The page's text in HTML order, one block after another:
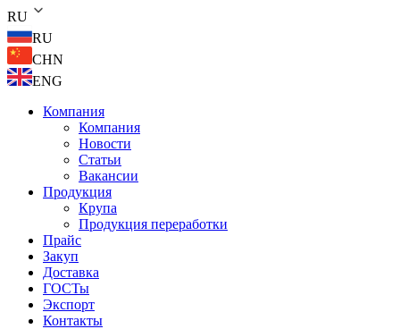
RU
RU
CHN
ENG
Компания
Компания
Новости
Статьи
Вакансии
Продукция
Крупа
Продукция переработки
Прайс
Закуп
Доставка
ГОСТы
Экспорт
Контакты